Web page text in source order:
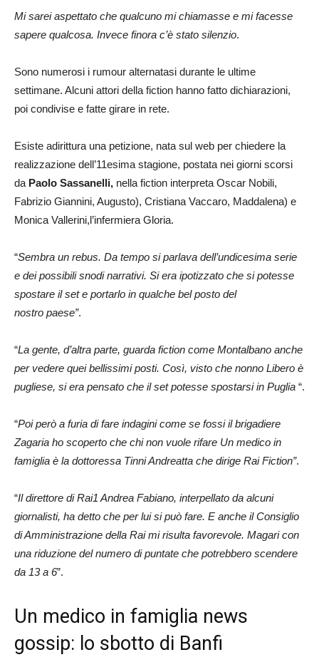
Mi sarei aspettato che qualcuno mi chiamasse e mi facesse
sapere qualcosa. Invece finora c’è stato silenzio.
Sono numerosi i rumour alternatasi durante le ultime
settimane. Alcuni attori della fiction hanno fatto dichiarazioni,
poi condivise e fatte girare in rete.
Esiste adirittura una petizione, nata sul web per chiedere la
realizzazione dell’11esima stagione, postata nei giorni scorsi
da Paolo Sassanelli, nella fiction interpreta Oscar Nobili,
Fabrizio Giannini, Augusto), Cristiana Vaccaro, Maddalena) e
Monica Vallerini,l’infermiera Gloria.
“Sembra un rebus. Da tempo si parlava dell’undicesima serie
e dei possibili snodi narrativi. Si era ipotizzato che si potesse
spostare il set e portarlo in qualche bel posto del
nostro paese”.
“La gente, d’altra parte, guarda fiction come Montalbano anche
per vedere quei bellissimi posti. Così, visto che nonno Libero è
pugliese, si era pensato che il set potesse spostarsi in Puglia “.
“Poi però a furia di fare indagini come se fossi il brigadiere
Zagaria ho scoperto che chi non vuole rifare Un medico in
famiglia è la dottoressa Tinni Andreatta che dirige Rai Fiction”.
“Il direttore di Rai1 Andrea Fabiano, interpellato da alcuni
giornalisti, ha detto che per lui si può fare. E anche il Consiglio
di Amministrazione della Rai mi risulta favorevole. Magari con
una riduzione del numero di puntate che potrebbero scendere
da 13 a 6”.
Un medico in famiglia news
gossip: lo sbotto di Banfi